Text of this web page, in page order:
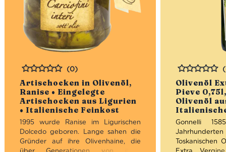
Artischocken in Olivenöl,
Ranise • Eingelegte
Artischocken aus Ligurien
• Italienische Feinkost
Bewertet
(0)
1995 wurde Ranise im Ligurischen
Dolcedo geboren. Lange sahen die
Gründer auf ihre Olivenhaine, die
Olivenöl
Pieve
Olivenöl
Bewertet
Gonnelli
Toskanischen